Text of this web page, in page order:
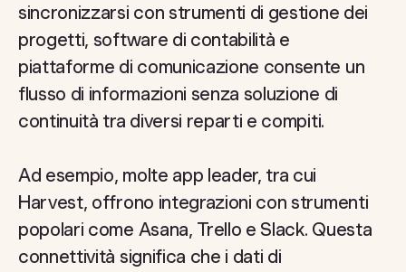
sincronizzarsi con strumenti di gestione dei
progetti, software di contabilità e
piattaforme di comunicazione consente un
flusso di informazioni senza soluzione di
continuità tra diversi reparti e compiti.
Ad esempio, molte app leader, tra cui
Harvest, offrono integrazioni con strumenti
popolari come Asana, Trello e Slack. Questa
connettività significa che i dati di